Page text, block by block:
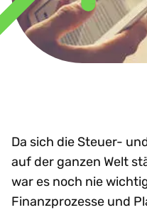
Da sich die Steuer-
auf der ganzen Welt
war es noch nie
Finanzprozesse und